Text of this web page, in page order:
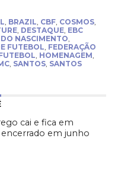
BRAZIL CBF, COSMOS,
, DESTAQUE, EBC
NASCIMENTO
FUTEBOL FEDERAÇÃO
HOMENAGEM
, SANTOS, SANTOS
cai e fica em
em junho